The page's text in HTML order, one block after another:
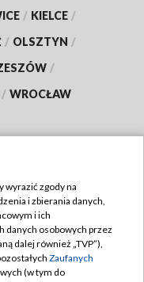
/ KIELCE /
/ OLSZTYN /
/
/ WROCŁAW
wyrazić zgody na
i zbierania danych,
i ich
danych osobowych przez
dalej również „TVP”),
Zaufanych
(w tym do